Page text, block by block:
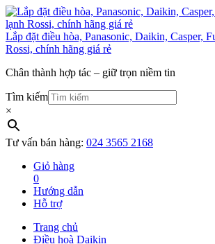
Lắp đặt điều hòa, Panasonic, Daikin, Casper,
Rossi, chính hãng giá rẻ
Chân thành hợp tác – giữ trọn niềm tin
Tìm kiếm
×
Tư vấn bán hàng: 024 3565 2168
Giỏ hàng
0
Hướng dẫn
Hỗ trợ
Trang chủ
Điều hoà Daikin